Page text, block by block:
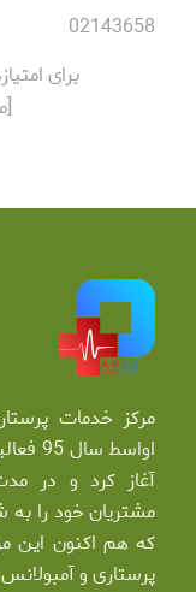
02143658
برای
مرکز خدمات
آغاز کرد و در
مشتریان خود را
که هم اکنون این
پرستاری و